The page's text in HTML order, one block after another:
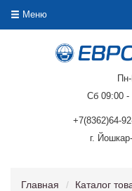
Меню
Сб 09:00 -
+7(8362)64-
г.
Главная
Каталог